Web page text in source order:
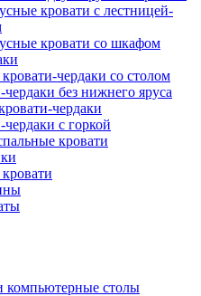
кровати с лестницей-
кровати со шкафом
чердаки со столом
без нижнего яруса
чердаки
с горкой
кровати
компьютерные столы